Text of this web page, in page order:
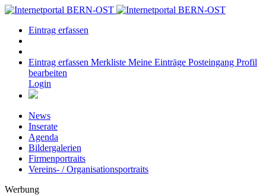
Eintrag erfassen
Eintrag erfassen Merkliste Meine Einträge Posteingang Profil
bearbeiten
Login
News
Inserate
Agenda
Bildergalerien
Firmenportraits
Vereins- / Organisationsportraits
Werbung